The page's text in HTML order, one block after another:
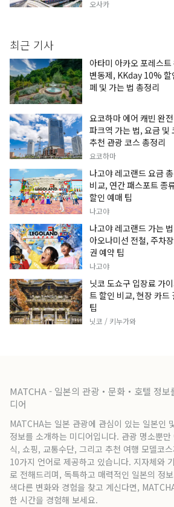
오사카
최근 기사
아타미 아카오 포레스
변동제, KKday 10% 할
페 및 가는 법 총정리
요코하마 에어 캐빈 완
파크역 가는 법, 요금 및
추천 관광 코스 총정리
요코하마
나고야 레고랜드 요금
비교, 연간 패스포트 종
할인 예매 팁
나고야
나고야 레고랜드 가는
아오나미선 전철, 주차
권 예약 팁
나고야
닛코 도쇼구 입장료 가
트 할인 비교, 현장 카드
팁
닛코 / 키누가와
MATCHA - 일본의 관광・문화・호텔 정보
디어
MATCHA는 일본 관광에 관심이 있는 일본인
정보를 소개하는 미디어입니다. 관광 명소뿐
식, 쇼핑, 교통수단, 그리고 추천 여행 모델코
10가지 언어로 제공하고 있습니다. 지자체와
로 전해드리며, 독특하고 매력적인 일본의 정
색다른 변화와 경험을 찾고 계신다면,
한 시간을 경험해 보세요.